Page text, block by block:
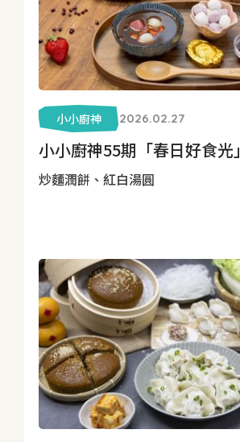
小小廚神 2026.02.27
小小廚神55期「春日好食光」
炒麵潤餅、紅白湯圓